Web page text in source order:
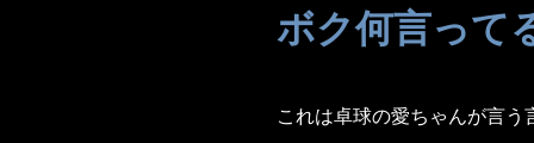
ボク何言って
これは卓球の愛ちゃんが言う